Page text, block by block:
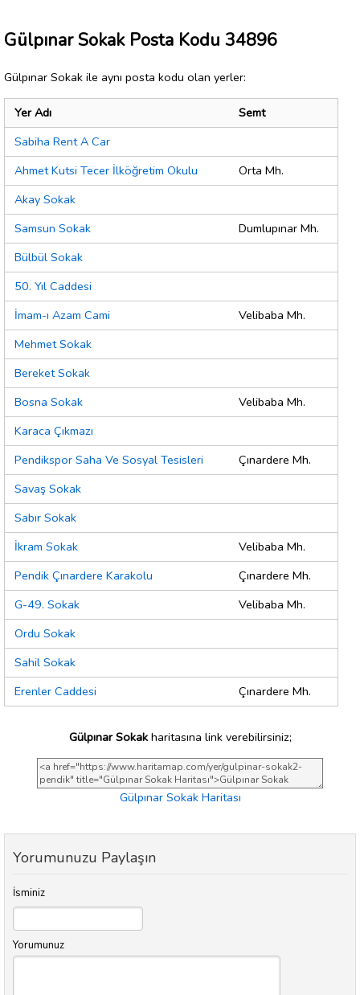
Gülpınar Sokak Posta Kodu 34896
Gülpınar Sokak ile aynı posta kodu olan yerler:
Yer Adı
Semt
Sabiha Rent A Car
Ahmet Kutsi Tecer İlköğretim Okulu
Orta Mh.
Akay Sokak
Samsun Sokak
Dumlupınar Mh.
Bülbül Sokak
50. Yıl Caddesi
İmam-ı Azam Cami
Velibaba Mh.
Mehmet Sokak
Bereket Sokak
Bosna Sokak
Velibaba Mh.
Karaca Çıkmazı
Pendikspor Saha Ve Sosyal Tesisleri
Çınardere Mh.
Savaş Sokak
Sabır Sokak
İkram Sokak
Velibaba Mh.
Pendik Çınardere Karakolu
Çınardere Mh.
G-49. Sokak
Velibaba Mh.
Ordu Sokak
Sahil Sokak
Erenler Caddesi
Çınardere Mh.
Gülpınar Sokakharitasına link verebilirsiniz;
Gülpınar Sokak Haritası
Yorumunuzu Paylaşın
İsminiz
Yorumunuz